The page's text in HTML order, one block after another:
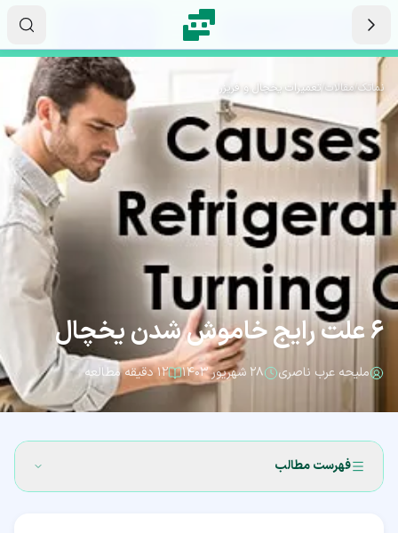
نماتک/مقالات /تعمیرات یخچال و فریزر
6 علت رایج خاموش شدن یخچال
ملیحه عرب ناصری ۲۸ شهریور ۱۴۰۳ ۱۲ دقیقه مطالعه
فهرست مطالب